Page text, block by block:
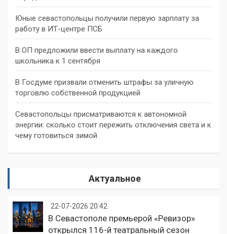
Юные севастопольцы получили первую зарплату за
работу в ИТ-центре ПСБ
В ОП предложили ввести выплату на каждого
школьника к 1 сентября
В Госдуме призвали отменить штрафы за уличную
торговлю собственной продукцией
Севастопольцы присматриваются к автономной
энергии: сколько стоит пережить отключения света и к
чему готовиться зимой
Актуальное
22-07-2026 20:42
В Севастополе премьерой «Ревизор»
открылся 116-й театральный сезон